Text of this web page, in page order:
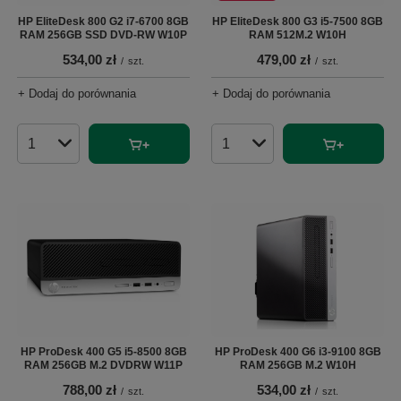
HP EliteDesk 800 G2 i7-6700 8GB
RAM 256GB SSD DVD-RW W10P
534,00 zł / szt.
+ Dodaj do porównania
Ilość produktów
HP EliteDesk 800 G3 i5-7500 8GB
RAM 512M.2 W10H
479,00 zł / szt.
+ Dodaj do porównania
Ilość produktów
HP ProDesk 400 G5 i5-8500 8GB
RAM 256GB M.2 DVDRW W11P
788,00 zł / szt.
HP ProDesk 400 G6 i3-9100 8GB
RAM 256GB M.2 W10H
534,00 zł / szt.